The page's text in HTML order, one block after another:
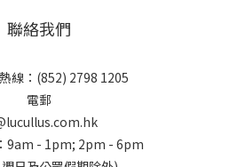
聯絡我們
線：(852) 2798 1205
電郵
9am - 1pm; 2pm - 6pm